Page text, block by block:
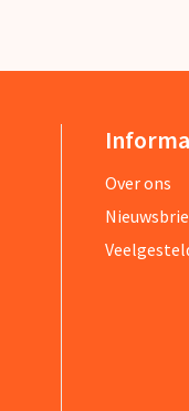
Over ons